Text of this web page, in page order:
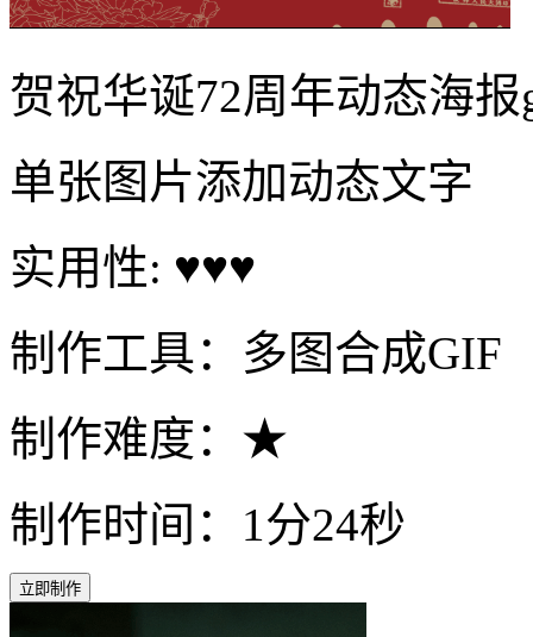
贺祝华诞72周年动态海
单张图片添加动态文字
实用性: ♥♥♥
制作工具：多图合成GIF
制作难度：★
制作时间：1分24秒
立即制作